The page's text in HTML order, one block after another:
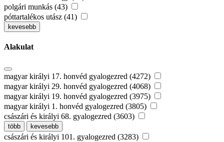
polgári munkás (43)
póttartalékos utász (41)
kevesebb
Alakulat
magyar királyi 17. honvéd gyalogezred (4272)
magyar királyi 29. honvéd gyalogezred (4068)
magyar királyi 19. honvéd gyalogezred (3975)
magyar királyi 1. honvéd gyalogezred (3805)
császári és királyi 68. gyalogezred (3603)
több kevesebb
császári és királyi 101. gyalogezred (3283)